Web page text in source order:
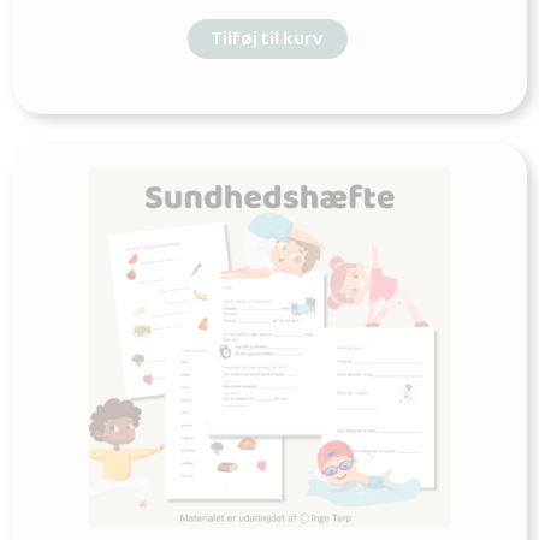
Tilføj til kurv